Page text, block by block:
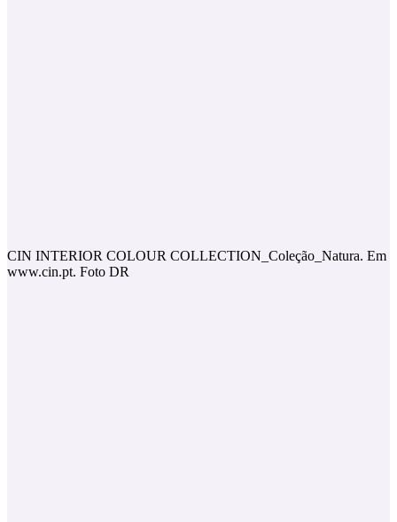
CIN INTERIOR COLOUR COLLECTION_Coleção_Natura. Em
www.cin.pt. Foto DR